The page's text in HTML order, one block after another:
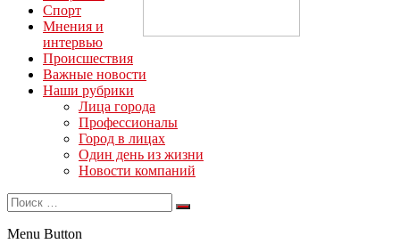
Спорт
Мнения и
интервью
Происшествия
Важные новости
Наши рубрики
Лица города
Профессионалы
Город в лицах
Один день из жизни
Новости компаний
Menu Button